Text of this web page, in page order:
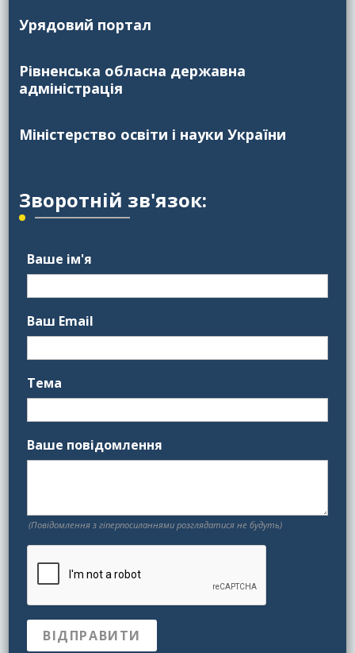
Урядовий портал
Рівненська обласна державна
адміністрація
Міністерство освіти і науки України
Зворотній зв'язок:
Ваше ім'я
Ваш Email
Тема
Ваше повідомлення
(Повідомлення з гіперпосиланнями розглядатися не будуть)